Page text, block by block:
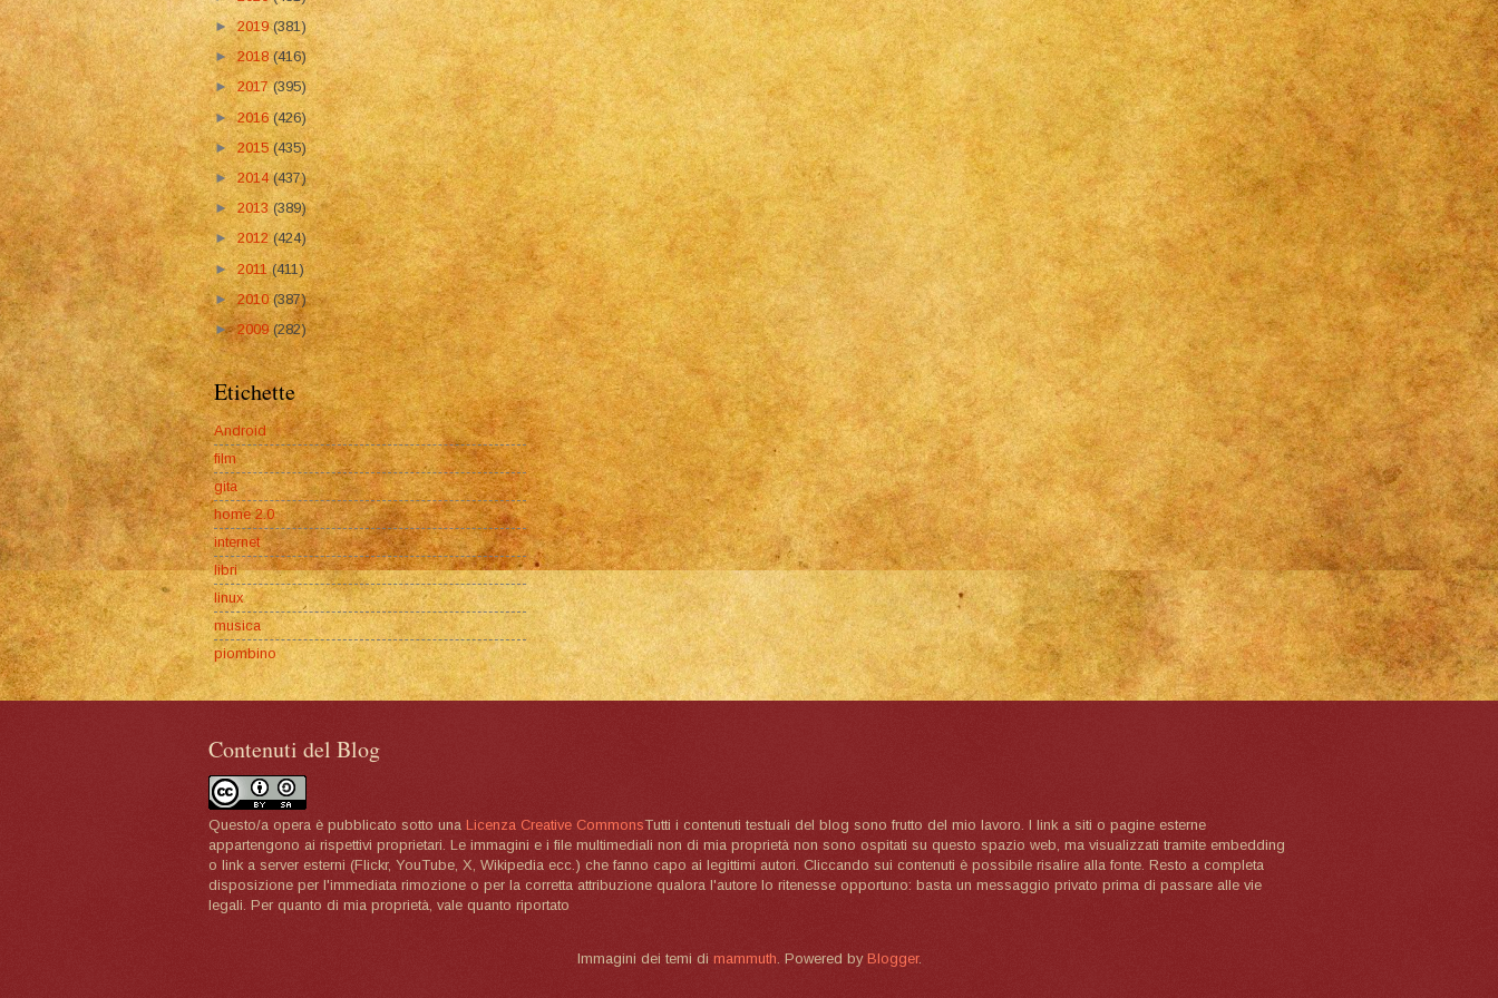
►2019(381)
►2018(416)
►2017(395)
►2016(426)
►2015(435)
►2014(437)
►2013 (389)
►2012 (424)
►2011(411)
►2010(387)
►2009(282)
Etichette
Android
film
gita
home 2.0
internet
libri
linux
musica
piombino
Contenuti del Blog
Questo/a opera è pubblicato sotto una Licenza Creative CommonsTutti i contenuti testuali del blog sono frutto del mio lavoro. I link a siti o pagine esterne
appartengono ai rispettivi proprietari. Le immagini e i file multimediali non di mia proprietà non sono ospitati su questo spazio web, ma visualizzati tramite embedding
o link a server esterni (Flickr, YouTube, X, Wikipedia ecc.) che fanno capo ai legittimi autori. Cliccando sui contenuti è possibile risalire alla fonte. Resto a completa
disposizione per l'immediata rimozione o per la corretta attribuzione qualora l'autore lo ritenesse opportuno: basta un messaggio privato prima di passare alle vie
legali. Per quanto di mia proprietà, vale quanto riportato
Immagini dei temi di mammuth . Powered by Blogger.